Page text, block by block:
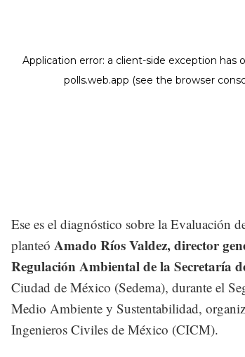
Ese es el diagnóstico sobre la Evaluación
planteó Amado Ríos Valdez, director
Regulación Ambiental de la Secretaría
Ciudad de México (Sedema), durante el
Medio Ambiente y Sustentabilidad,
Ingenieros Civiles de México (CICM).